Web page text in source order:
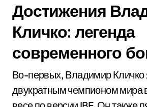
Достижения
Кличко: легенда
современного
Во-первых, Владимир Кличко
двукратным чемпионом мира